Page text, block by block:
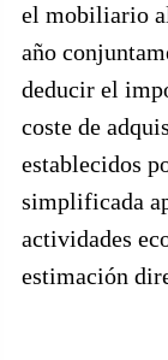
el mobiliario
año
deducir el
coste de
establecidos
simplificada
actividades
estimación